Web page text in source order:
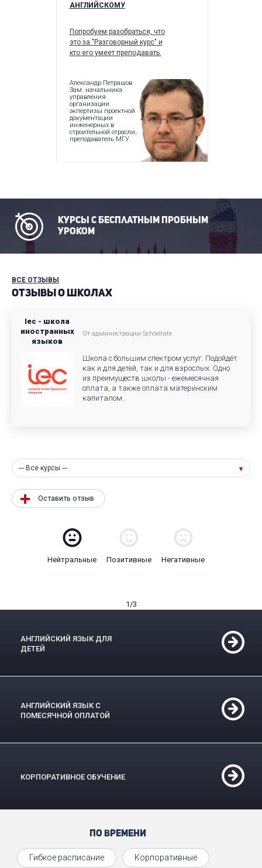
АНГЛИЙСКОМУ
Попробуем разобраться, что
это за "Разговорный курс" и
кто его умеет преподавать.
Александр Петрашов
Зам. начальника
управления
организации
экпертизы проектной
документации
инженерных в
строительной отрасли,
преподаватель МГУ.
Курсы с бесплатным пробным
уроком
ВСЕ ОТЗЫВЫ
ОТЗЫВЫ О ШКОЛАХ
Iec - школа
иностранных
языков
От администрации Schoolrate
Школа с большим спектром услуг. Подойдёт
как и для детей, так и для взрослых. Одно
из преимуществ школы - ежемесячная
оплата, а также оплата материнским
капиталом.
--- Все курсы ---
Оставить отзыв
Нейтральные Позитивные Негативные
1/3
АНГЛИЙСКИЙ ЯЗЫК ДЛЯ
ДЕТЕЙ
АНГЛИЙСКИЙ ЯЗЫК С
ПОМЕСЯЧНОЙ ОПЛАТОЙ
КОРПОРАТИВНОЕ ОБУЧЕНИЕ
По времени
Гибкое расписание Корпоративные